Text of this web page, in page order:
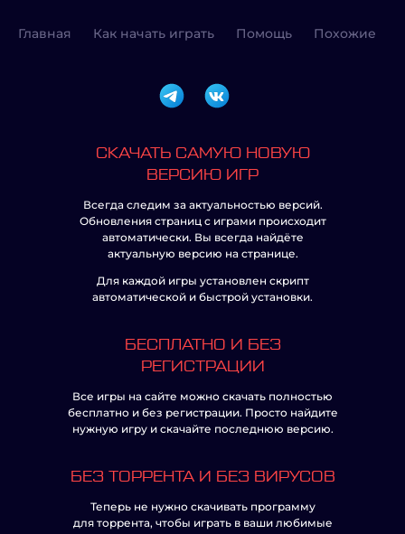
Главная Как начать играть Помощь Похожие
СКАЧАТЬ САМУЮ НОВУЮ
ВЕРСИЮ ИГР
Всегда следим за актуальностью версий.
Обновления страниц с играми происходит
автоматически. Вы всегда найдёте
актуальную версию на странице.
Для каждой игры установлен скрипт
автоматической и быстрой установки.
БЕСПЛАТНО И БЕЗ
РЕГИСТРАЦИИ
Все игры на сайте можно скачать полностью
бесплатно и без регистрации. Просто найдите
нужную игру и скачайте последнюю версию.
БЕЗ ТОРРЕНТА И БЕЗ ВИРУСОВ
Теперь не нужно скачивать программу
для торрента, чтобы играть в ваши любимые